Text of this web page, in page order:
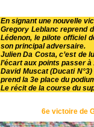
En signant une nouvelle
Gregory Leblanc reprend
Lédenon, le pilote officiel
son principal adversaire.
Julien Da Costa, c’est de
l’écart aux points passer
David Muscat (Ducati
prend la 3e place du
Le récit de la course du
6e victoire de